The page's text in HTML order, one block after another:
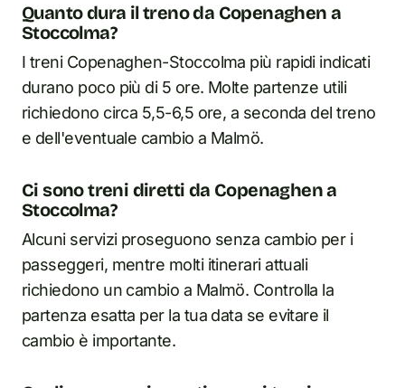
Quanto dura il treno da Copenaghen a
Stoccolma?
I treni Copenaghen-Stoccolma più rapidi indicati
durano poco più di 5 ore. Molte partenze utili
richiedono circa 5,5-6,5 ore, a seconda del treno
e dell'eventuale cambio a Malmö.
Ci sono treni diretti da Copenaghen a
Stoccolma?
Alcuni servizi proseguono senza cambio per i
passeggeri, mentre molti itinerari attuali
richiedono un cambio a Malmö. Controlla la
partenza esatta per la tua data se evitare il
cambio è importante.